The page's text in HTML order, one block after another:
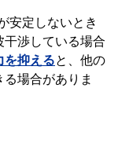
安定しないとき
干渉している場合
を抑えると、他の
場合がありま